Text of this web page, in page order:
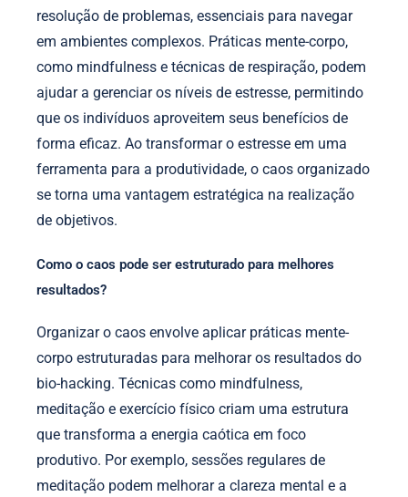
resolução de problemas, essenciais para navegar
em ambientes complexos. Práticas mente-corpo,
como mindfulness e técnicas de respiração, podem
ajudar a gerenciar os níveis de estresse, permitindo
que os indivíduos aproveitem seus benefícios de
forma eficaz. Ao transformar o estresse em uma
ferramenta para a produtividade, o caos organizado
se torna uma vantagem estratégica na realização
de objetivos.
Como o caos pode ser estruturado para melhores
resultados?
Organizar o caos envolve aplicar práticas mente-
corpo estruturadas para melhorar os resultados do
bio-hacking. Técnicas como mindfulness,
meditação e exercício físico criam uma estrutura
que transforma a energia caótica em foco
produtivo. Por exemplo, sessões regulares de
meditação podem melhorar a clareza mental e a